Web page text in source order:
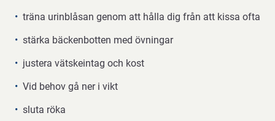
träna urinblåsan genom att hålla dig från att kissa ofta
stärka bäckenbotten med övningar
justera vätskeintag och kost
Vid behov gå ner i vikt
sluta röka
avancerade
behandlingar
botoxinjektioner